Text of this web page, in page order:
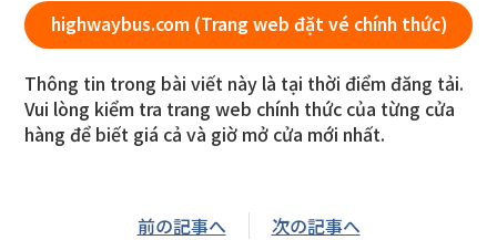
highwaybus.com (Trang web đặt vé chính thức)
Thông tin trong bài viết này là tại thời điểm đăng tải.
Vui lòng kiểm tra trang web chính thức của từng cửa
hàng để biết giá cả và giờ mở cửa mới nhất.
前の記事へ 次の記事へ